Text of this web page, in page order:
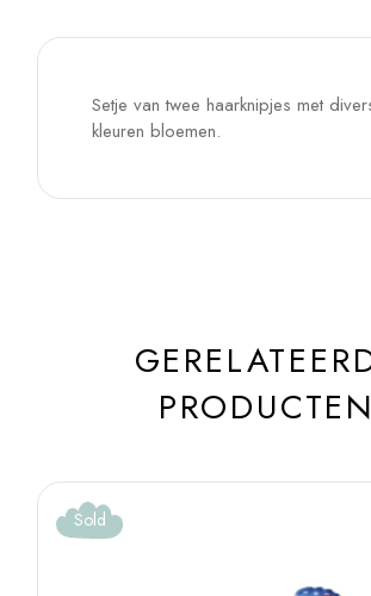
Setje van twee haarknipjes met
kleuren bloemen.
PRODUCTEN
Sold